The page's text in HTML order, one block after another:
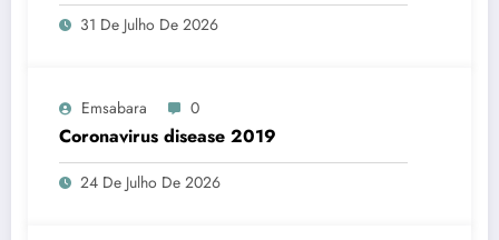
31 De Julho De 2026
Emsabara 0
Coronavirus disease 2019
24 De Julho De 2026